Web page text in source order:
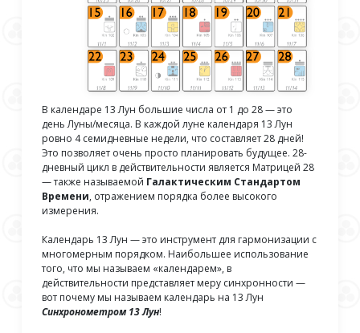
В календаре 13 Лун большие числа от 1 до 28 — это
день Луны/месяца. В каждой луне календаря 13 Лун
ровно 4 семидневные недели, что составляет 28 дней!
Это позволяет очень просто планировать будущее. 28-
дневный цикл в действительности является Матрицей 28
— также называемой Галактическим Стандартом
Времени, отражением порядка более высокого
измерения.
Календарь 13 Лун — это инструмент для гармонизации с
многомерным порядком. Наибольшее использование
того, что мы называем «календарем», в
действительности представляет меру синхронности —
вот почему мы называем календарь на 13 Лун
Синхронометром 13 Лун!